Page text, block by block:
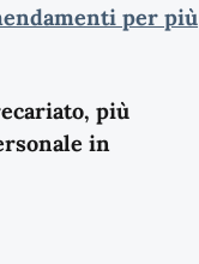
per più
più
in